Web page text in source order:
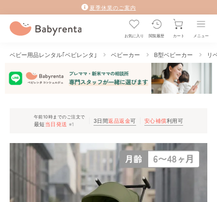
夏季休業のご案内
お気に入り 閲覧履歴 カート メニュー
ベビー用品レンタル｢ベビレンタ｣ ベビーカー B型ベビーカー リ
午前10時までのご注文で
最短 当日発送 ※1 3日間返品返金可 安心補償利用可